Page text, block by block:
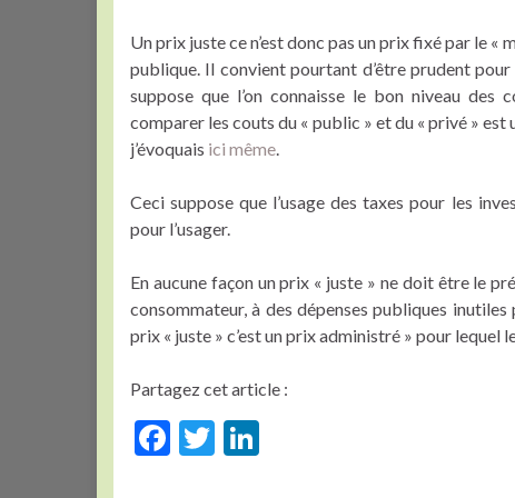
Un prix juste ce n’est donc pas un prix fixé par le «
publique. Il convient pourtant d’être prudent
suppose que l’on connaisse le bon niveau
comparer les couts du « public » et du « privé » est
j’évoquais ici même.
Ceci suppose que l’usage des taxes pour les
pour l’usager.
En aucune façon un prix « juste » ne doit être le
consommateur, à des dépenses publiques
prix « juste » c’est un prix administré » pour
Partagez cet article :
F
T